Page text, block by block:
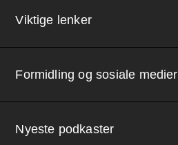
Viktige lenker
Formidling og sosiale medier
Nyeste podkaster